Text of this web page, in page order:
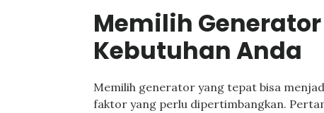
Memilih
Kebutuhan Anda
Memilih generator yang tepat bisa
faktor yang perlu dipertimbangkan.